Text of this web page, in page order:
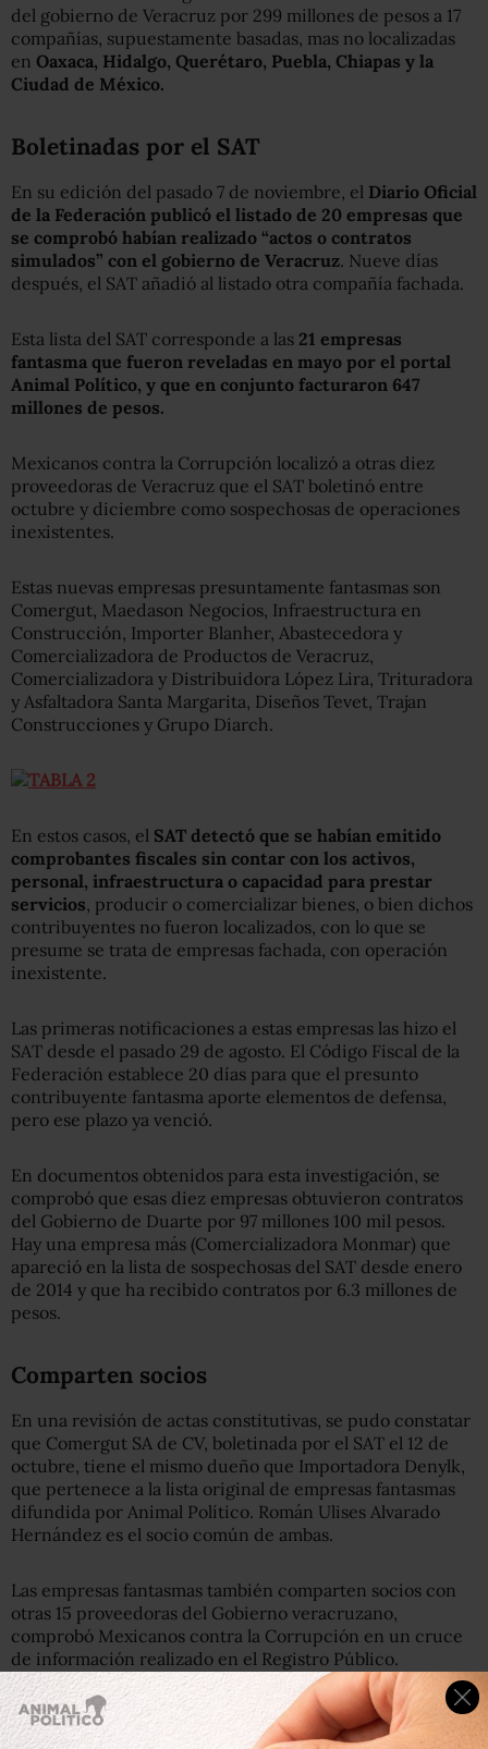
del gobierno de Veracruz por 299 millones de pesos a 17
compañías, supuestamente basadas, mas no localizadas
en Oaxaca, Hidalgo, Querétaro, Puebla, Chiapas y la
Ciudad de México.
Boletinadas por el SAT
En su edición del pasado 7 de noviembre, el Diario Oficial
de la Federación publicó el listado de 20 empresas que
se comprobó habían realizado “actos o contratos
simulados” con el gobierno de Veracruz. Nueve días
después, el SAT añadió al listado otra compañía fachada.
Esta lista del SAT corresponde a las 21 empresas
fantasma que fueron reveladas en mayo por el portal
Animal Político, y que en conjunto facturaron 647
millones de pesos.
Mexicanos contra la Corrupción localizó a otras diez
proveedoras de Veracruz que el SAT boletinó entre
octubre y diciembre como sospechosas de operaciones
inexistentes.
Estas nuevas empresas presuntamente fantasmas son
Comergut, Maedason Negocios, Infraestructura en
Construcción, Importer Blanher, Abastecedora y
Comercializadora de Productos de Veracruz,
Comercializadora y Distribuidora López Lira, Trituradora
y Asfaltadora Santa Margarita, Diseños Tevet, Trajan
Construcciones y Grupo Diarch.
En estos casos, el SAT detectó que se habían emitido
comprobantes fiscales sin contar con los activos,
personal, infraestructura o capacidad para prestar
servicios , producir o comercializar bienes, o bien dichos
contribuyentes no fueron localizados, con lo que se
presume se trata de empresas fachada, con operación
inexistente.
Las primeras notificaciones a estas empresas las hizo el
SAT desde el pasado 29 de agosto. El Código Fiscal de la
Federación establece 20 días para que el presunto
contribuyente fantasma aporte elementos de defensa,
pero ese plazo ya venció.
En documentos obtenidos para esta investigación, se
comprobó que esas diez empresas obtuvieron contratos
del Gobierno de Duarte por 97 millones 100 mil pesos.
Hay una empresa más (Comercializadora Monmar) que
apareció en la lista de sospechosas del SAT desde enero
de 2014 y que ha recibido contratos por 6.3 millones de
pesos.
Comparten socios
En una revisión de actas constitutivas, se pudo constatar
que Comergut SA de CV, boletinada por el SAT el 12 de
octubre, tiene el mismo dueño que Importadora Denylk,
que pertenece a la lista original de empresas fantasmas
difundida por Animal Político. Román Ulises Alvarado
Hernández es el socio común de ambas.
Las empresas fantasmas también comparten socios con
otras 15 proveedoras del Gobierno veracruzano,
comprobó Mexicanos contra la Corrupción en un cruce
de información realizado en el Registro Público.
Estas 14 nuevas empresas, a su vez, están ligadas con
otras 9.